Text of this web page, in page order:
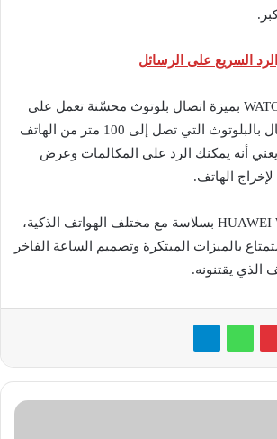
السريع على الرسائل
تتميز ساعة WATCH GT 4 بميزة اتصال بلوتوث محسّنة تعمل على
تحسين مسافة الاتصال بالبلوتوث التي تصل إلى 100 متر من الهاتف
يعني أنه يمكنك الرد على المكالمات وعرض
الهاتف.
ترتبط HUAWEI WATCH GT 4 بسلاسة مع مختلف الهواتف الذكية،
بالميزات المبتكرة وتصميم الساعة الفاخر
الذي يقتنونه.